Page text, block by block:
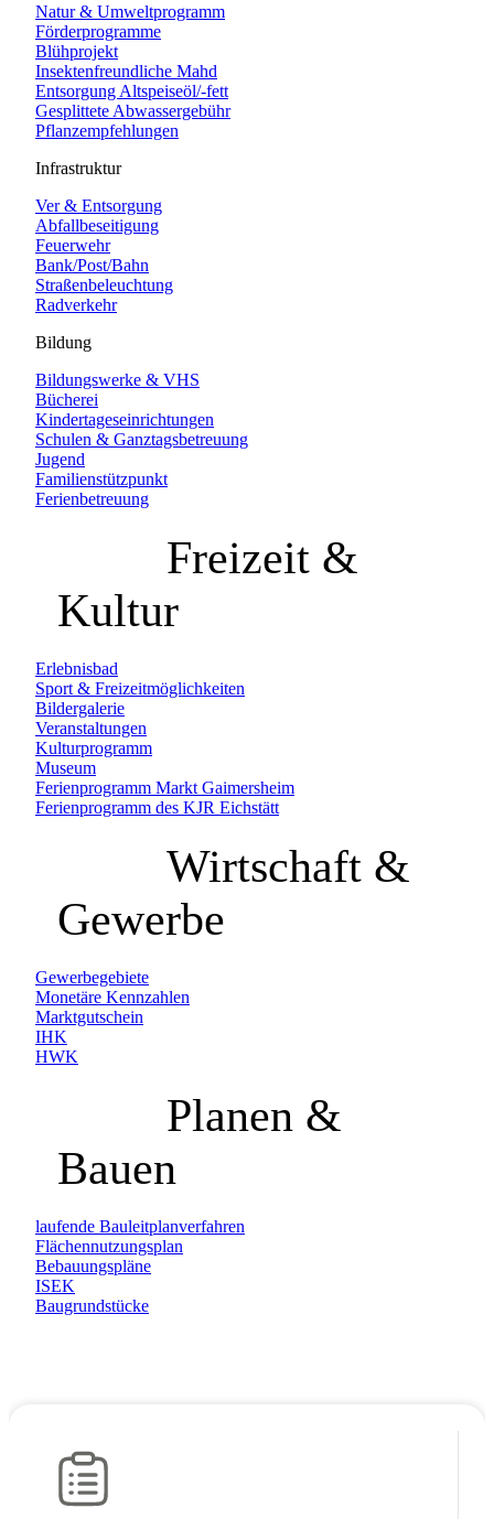
Natur & Umweltprogramm
Förderprogramme
Blühprojekt
Insektenfreundliche Mahd
Entsorgung Altspeiseöl/-fett
Gesplittete Abwassergebühr
Pflanzempfehlungen
Infrastruktur
Ver & Entsorgung
Abfallbeseitigung
Feuerwehr
Bank/Post/Bahn
Straßenbeleuchtung
Radverkehr
Bildung
Bildungswerke & VHS
Bücherei
Kindertageseinrichtungen
Schulen & Ganztagsbetreuung
Jugend
Familienstützpunkt
Ferienbetreuung
Freizeit &
Kultur
Erlebnisbad
Sport & Freizeitmöglichkeiten
Bildergalerie
Veranstaltungen
Kulturprogramm
Museum
Ferienprogramm Markt Gaimersheim
Ferienprogramm des KJR Eichstätt
Wirtschaft &
Gewerbe
Gewerbegebiete
Monetäre Kennzahlen
Marktgutschein
IHK
HWK
Planen &
Bauen
laufende Bauleitplanverfahren
Flächennutzungsplan
Bebauungspläne
ISEK
Baugrundstücke